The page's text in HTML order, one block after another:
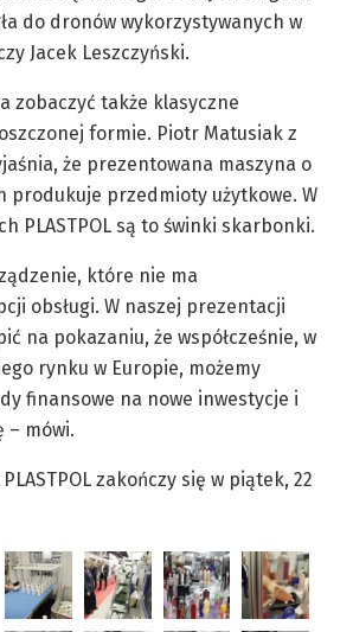
do dronów wykorzystywanych w
Jacek Leszczyński.
zobaczyć także klasyczne
formie. Piotr Matusiak z
że prezentowana maszyna o
produkuje przedmioty użytkowe. W
PLASTPOL są to świnki skarbonki.
które nie ma
obsługi. W naszej prezentacji
na pokazaniu, że współcześnie, w
rynku w Europie, możemy
finansowe na nowe inwestycje i
– mówi.
zakończy się w piątek, 22